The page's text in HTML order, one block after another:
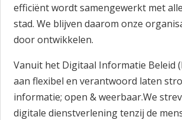
efficiënt wordt samengewerkt met
stad. We blijven daarom onze
door ontwikkelen.
Vanuit het Digitaal Informatie Beleid
aan flexibel en verantwoord laten
informatie; open & weerbaar.We
digitale dienstverlening tenzij de